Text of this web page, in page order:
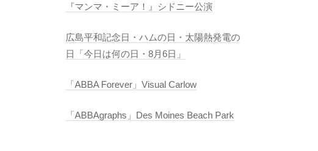
『マンマ・ミーア！』シドニー公演
広島平和記念日・ハムの日・太陽熱発電の
日「今日は何の日・8月6日」
「ABBA Forever」Visual Carlow
「ABBAgraphs」Des Moines Beach Park